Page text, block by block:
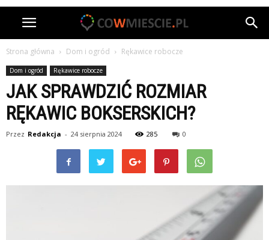
Strona główna Dom i ogród Rękawice robocze
Dom i ogród Rękawice robocze
JAK SPRAWDZIĆ ROZMIAR
RĘKAWIC BOKSERSKICH?
Przez Redakcja - 24 sierpnia 2024 285 0